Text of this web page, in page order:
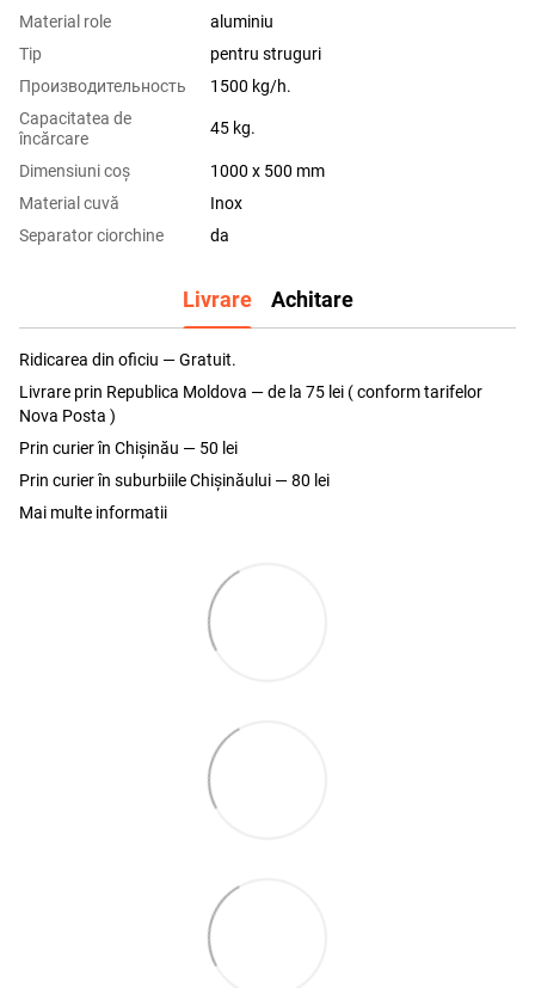
Material role
aluminiu
Tip
pentru struguri
Производительность
1500 kg/h.
Capacitatea de
încărcare
45 kg.
Dimensiuni coş
1000 x 500 mm
Material cuvă
Inox
Separator ciorchine
da
Livrare Achitare
Ridicarea din oficiu — Gratuit.
Livrare prin Republica Moldova — de la 75 lei ( conform tarifelor
Nova Posta )
Prin curier în Chișinău — 50 lei
Prin curier în suburbiile Chişinăului — 80 lei
Mai multe informatii